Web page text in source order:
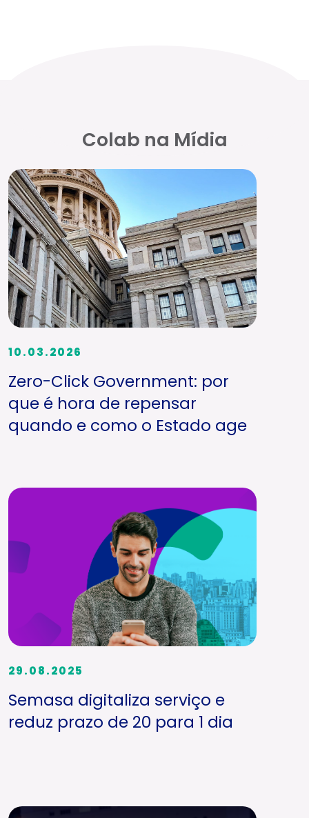
Colab na Mídia
10.03.2026
Zero-Click Government: por
que é hora de repensar
quando e como o Estado age
29.08.2025
Semasa digitaliza serviço e
reduz prazo de 20 para 1 dia